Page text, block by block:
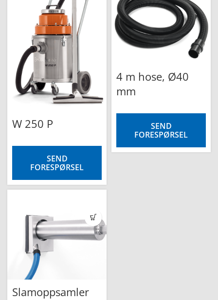
W 250 P
SEND
FORESPØRSEL
4 m hose, Ø40
mm
SEND
FORESPØRSEL
Slamoppsamler